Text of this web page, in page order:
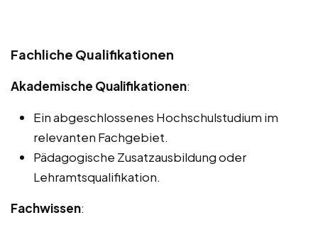
Fachliche Qualifikationen
Akademische Qualifikationen:
Ein abgeschlossenes Hochschulstudium im
relevanten Fachgebiet.
Pädagogische Zusatzausbildung oder
Lehramtsqualifikation.
Fachwissen: